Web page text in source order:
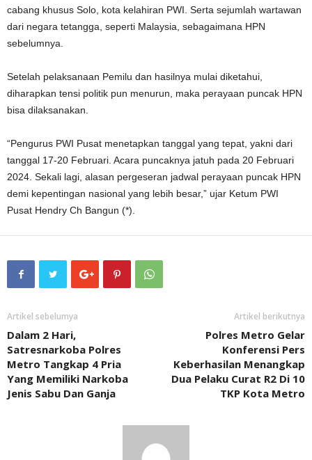
cabang khusus Solo, kota kelahiran PWI. Serta sejumlah wartawan
dari negara tetangga, seperti Malaysia, sebagaimana HPN
sebelumnya.
Setelah pelaksanaan Pemilu dan hasilnya mulai diketahui,
diharapkan tensi politik pun menurun, maka perayaan puncak HPN
bisa dilaksanakan.
“Pengurus PWI Pusat menetapkan tanggal yang tepat, yakni dari
tanggal 17-20 Februari. Acara puncaknya jatuh pada 20 Februari
2024. Sekali lagi, alasan pergeseran jadwal perayaan puncak HPN
demi kepentingan nasional yang lebih besar,” ujar Ketum PWI
Pusat Hendry Ch Bangun (*).
Artikel sebelumya
Dalam 2 Hari,
Satresnarkoba Polres
Metro Tangkap 4 Pria
Yang Memiliki Narkoba
Jenis Sabu Dan Ganja
Artikel berikutnya
Polres Metro Gelar
Konferensi Pers
Keberhasilan Menangkap
Dua Pelaku Curat R2 Di 10
TKP Kota Metro